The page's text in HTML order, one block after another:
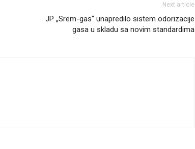
Next article
JP „Srem-gas“ unapredilo sistem odorizacije
gasa u skladu sa novim standardima